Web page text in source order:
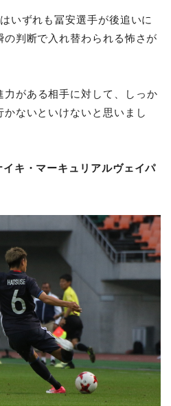
いずれも冨安選手が後追いに
判断で入れ替わられる怖さが
力がある相手に対して、しっか
ないといけないと思いまし
キ・マーキュリアルヴェイパ